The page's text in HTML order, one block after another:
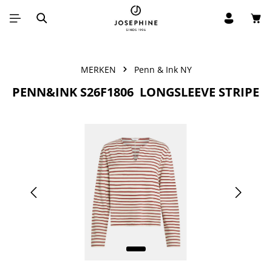
Ga naar de hoofdinhoud
MERKEN Penn & Ink NY
PENN&INK S26F1806 LONGSLEEVE STRIPE